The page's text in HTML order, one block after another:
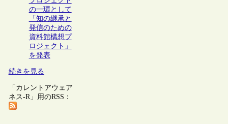
の一環として
「知の継承と
発信のための
資料館構想プ
ロジェクト」
を発表
続きを見る
「カレントアウェア
ネス-R」用のRSS：